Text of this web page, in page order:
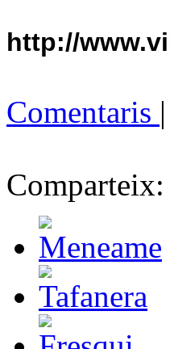
http://
Comentaris
Comparteix: